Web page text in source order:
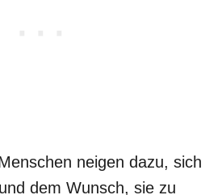
neigen dazu, sich
dem Wunsch, sie zu